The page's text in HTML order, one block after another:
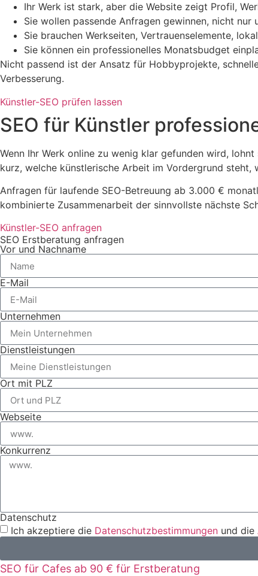
Ihr Werk ist stark, aber die Website zeigt Profil,
Sie wollen passende Anfragen gewinnen, nicht nur
Sie brauchen Werkseiten, Vertrauenselemente,
Sie können ein professionelles Monatsbudget
Nicht passend ist der Ansatz für Hobbyprojekte,
Verbesserung.
Künstler-SEO prüfen lassen
SEO für Künstler
Wenn Ihr Werk online zu wenig klar gefunden wird,
kurz, welche künstlerische Arbeit im Vordergrund
Anfragen für laufende SEO-Betreuung ab 3.000 €
kombinierte Zusammenarbeit der sinnvollste nächste
Künstler-SEO anfragen
SEO Erstberatung anfragen
Vor und Nachname
E-Mail
Unternehmen
Dienstleistungen
Ort mit PLZ
Webseite
Konkurrenz
Datenschutz
Ich akzeptiere die Datenschutzbestimmungen und die
SEO für Cafes ab 90 € für Erstberatung